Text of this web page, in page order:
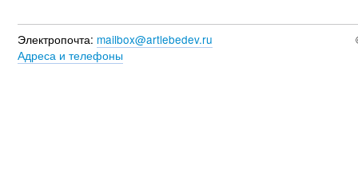
Электропочта: mailbox@artlebedev.ru
Адреса и телефоны